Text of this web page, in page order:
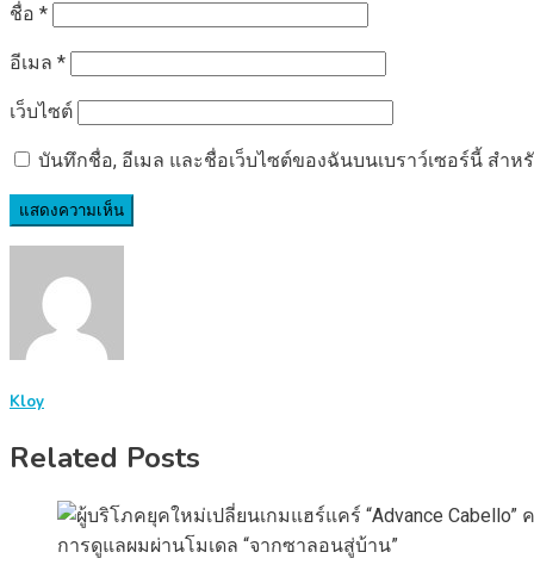
ชื่อ *
อีเมล *
เว็บไซต์
บันทึกชื่อ, อีเมล และชื่อเว็บไซต์ของฉันบนเบราว์เซอร์นี้ สำห
Kloy
Related Posts